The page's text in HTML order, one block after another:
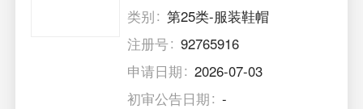
类别
第25类-服装鞋帽
注册号
92765916
申请日期
2026-07-03
初审公告日期
-